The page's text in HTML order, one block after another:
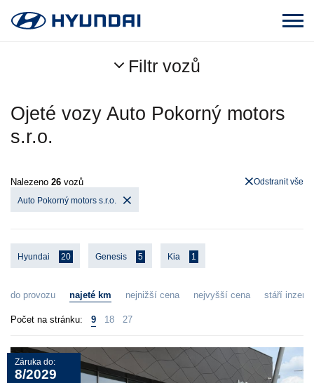
Filtr vozů
Ojeté vozy Auto Pokorný motors
s.r.o.
Nalezeno 26 vozů
Auto Pokorný motors s.r.o.
Odstranit vše
Hyundai 20 Genesis 5 Kia 1
do provozu najeté km nejnižší cena nejvyšší cena stáří
Počet na stránku: 9 18 27
Záruka do:
8/2029